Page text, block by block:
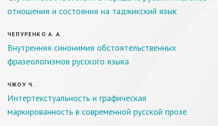
отношения и состояния на таджикский язык
ЧЕПУРЕНКО А. А.
Внутренняя синонимия обстоятельственных
фразеологизмов русского языка
ЧЖОУ Ч.
Интертекстуальность и графическая
маркированность в современной русской прозе